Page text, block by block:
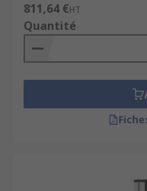
811,64 €HT
Quantité